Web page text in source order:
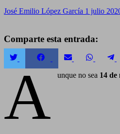
José Emilio López García 1 julio
Comparte esta entrada:
Compartir
Twitter
Compartir
Facebook
Compartir
Email
A unque no sea 14 de